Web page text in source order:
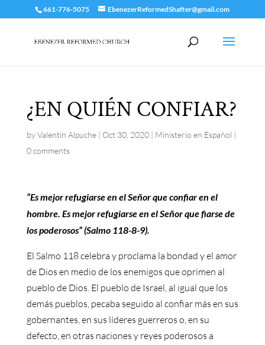
661-776-5075 EbenezerReformedShafter@gmail.com
¿EN QUIÉN CONFIAR?
byValentin Alpuche| Oct 30, 2020| Ministerio en Español |
0 comments
“Es mejor refugiarse en el Señor que confiar en el
hombre. Es mejor refugiarse en el Señor que fiarse de
los poderosos” (Salmo 118-8-9).
El Salmo 118 celebra y proclama la bondad y el amor
de Dios en medio de los enemigos que oprimen al
pueblo de Dios. El pueblo de Israel, al igual que los
demás pueblos, pecaba seguido al confiar más en sus
gobernantes, en sus líderes guerreros o, en su
defecto, en otras naciones y reyes poderosos a